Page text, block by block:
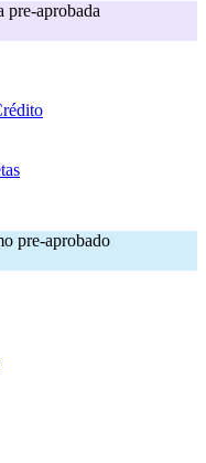
pre-aprobada
pre-aprobado